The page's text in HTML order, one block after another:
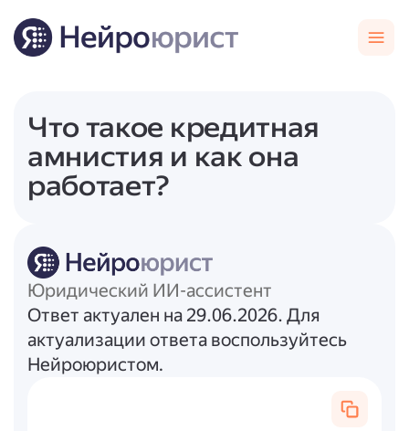
Что такое кредитная
амнистия и как она
работает?
Юридический ИИ-ассистент
Ответ актуален на 29.06.2026. Для
актуализации ответа воспользуйтесь
Нейроюристом.